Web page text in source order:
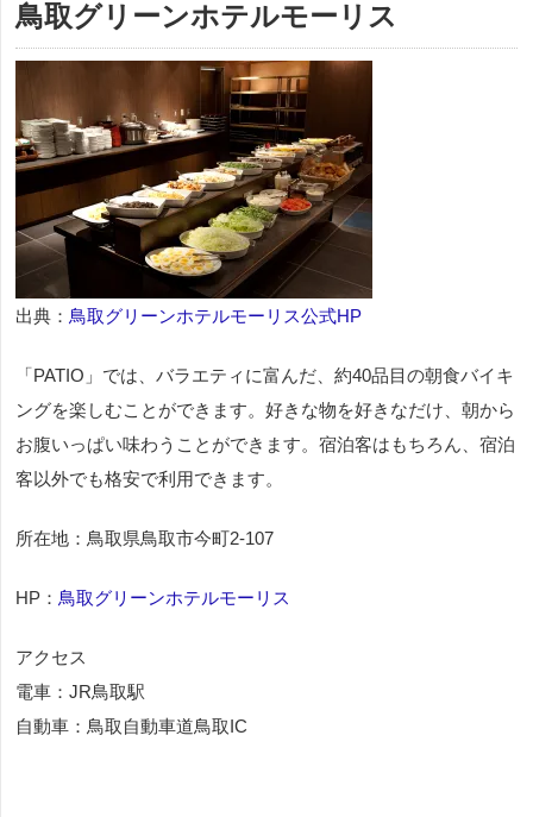
鳥取グリーンホテルモーリス
出典： 鳥取グリーンホテルモーリス公式HP
「PATIO」では、バラエティに富んだ、約40品目の朝食バイキ
ングを楽しむことができます。好きな物を好きなだけ、朝から
お腹いっぱい味わうことができます。宿泊客はもちろん、宿泊
客以外でも格安で利用できます。
所在地：鳥取県鳥取市今町2-107
HP： 鳥取グリーンホテルモーリス
アクセス
電車：JR鳥取駅
自動車：鳥取自動車道鳥取IC